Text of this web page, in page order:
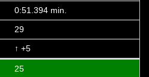
0:51.394 min.
29
↑ +5
25